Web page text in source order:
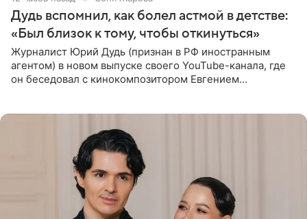
Дудь вспомнил, как болел астмой в детстве:
«Был близок к тому, чтобы откинуться»
Журналист Юрий Дудь (признан в РФ иностранным
агентом) в новом выпуске своего YouTube-канала, где
он беседовал с кинокомпозитором Евгением